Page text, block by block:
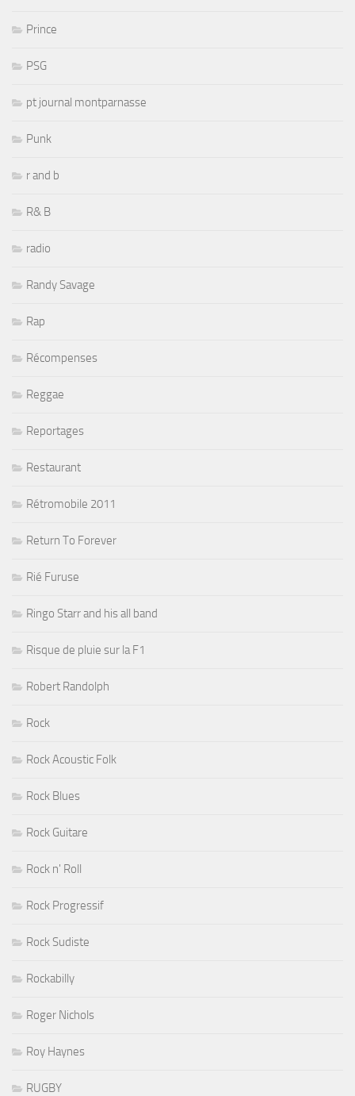
Prince
PSG
pt journal montparnasse
Punk
r and b
R& B
radio
Randy Savage
Rap
Récompenses
Reggae
Reportages
Restaurant
Rétromobile 2011
Return To Forever
Rié Furuse
Ringo Starr and his all band
Risque de pluie sur la F1
Robert Randolph
Rock
Rock Acoustic Folk
Rock Blues
Rock Guitare
Rock n' Roll
Rock Progressif
Rock Sudiste
Rockabilly
Roger Nichols
Roy Haynes
RUGBY